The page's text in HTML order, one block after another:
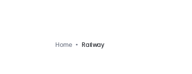
Home Railway